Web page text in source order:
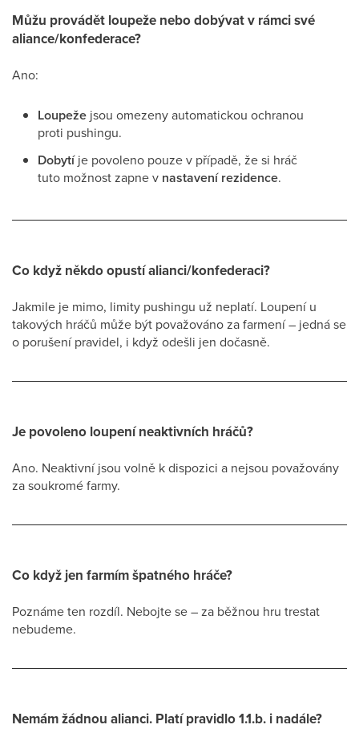
Můžu provádět loupeže nebo dobývat v rámci své
aliance/konfederace?
Ano:
Loupeže jsou omezeny automatickou ochranou
proti pushingu.
Dobytíje povoleno pouze v případě, že si hráč
tuto možnost zapne v nastavení rezidence.
Co když někdo opustí alianci/konfederaci?
Jakmile je mimo, limity pushingu už neplatí. Loupení u
takových hráčů může být považováno za farmení – jedná se
o porušení pravidel, i když odešli jen dočasně.
Je povoleno loupení neaktivních hráčů?
Ano. Neaktivní jsou volně k dispozici a nejsou považovány
za soukromé farmy.
Co když jen farmím špatného hráče?
Poznáme ten rozdíl. Nebojte se – za běžnou hru trestat
nebudeme.
Nemám žádnou alianci. Platí pravidlo 1.1.b. i nadále?